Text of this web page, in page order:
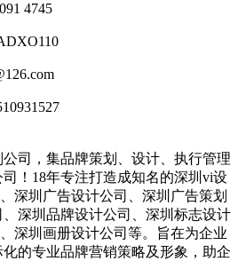
4745
司，集品牌策划、设计、执行管理
！18年专注打造成知名的深圳 vi设
深圳 广告设计公司 深圳 广告策划
深圳 品牌设计公司 深圳 标志设计
深圳 画册设计公司 等。旨在为企业
的专业品牌营销策略及形象，助企